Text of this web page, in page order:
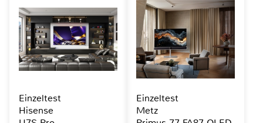
Einzeltest
Hisense
Einzeltest
Metz